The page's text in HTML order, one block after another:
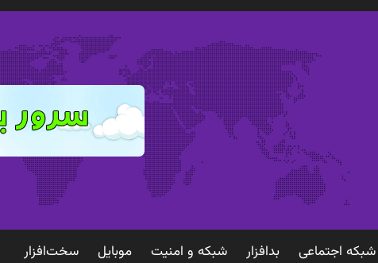
شبكه اجتماعی بدافزار شبكه و امنيت موبايل سخت‌افزار